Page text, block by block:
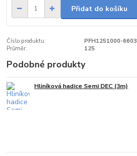
Přidat do košíku
Číslo produktu:
PFH1251000-6603
Průměr:
125
Podobné produkty
Hliníková hadice Semi DEC (3m)